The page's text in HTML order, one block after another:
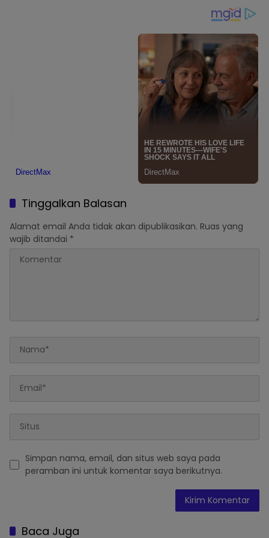
Tinggalkan Balasan
Alamat email Anda tidak akan dipublikasikan. Ruas yang
wajib ditandai *
Simpan nama, email, dan situs web saya pada
peramban ini untuk komentar saya berikutnya.
Baca Juga